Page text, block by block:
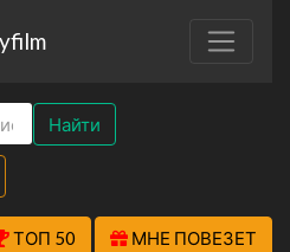
Найти
ТОП 50 МНЕ ПОВЕЗЕТ